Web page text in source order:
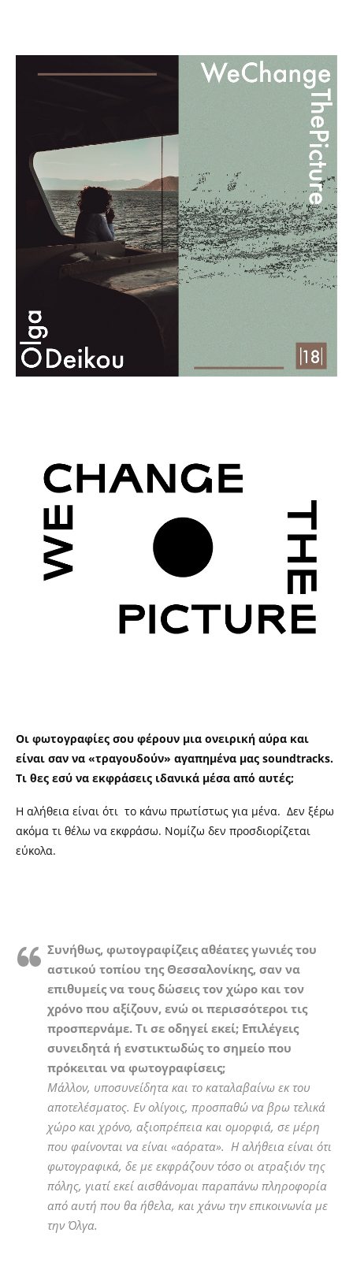
Οι φωτογραφίες σου φέρουν μια ονειρική αύρα και
είναι σαν να «τραγουδούν» αγαπημένα μας soundtracks.
Τι θες εσύ να εκφράσεις ιδανικά μέσα από αυτές;
Η αλήθεια είναι ότι το κάνω πρωτίστως για μένα. Δεν ξέρω
ακόμα τι θέλω να εκφράσω. Νομίζω δεν προσδιορίζεται
εύκολα.
Συνήθως, φωτογραφίζεις αθέατες γωνιές του
αστικού τοπίου της Θεσσαλονίκης, σαν να
επιθυμείς να τους δώσεις τον χώρο και τον
χρόνο που αξίζουν, ενώ οι περισσότεροι τις
προσπερνάμε. Τι σε οδηγεί εκεί; Επιλέγεις
συνειδητά ή ενστικτωδώς το σημείο που
πρόκειται να φωτογραφίσεις;
Μάλλον, υποσυνείδητα και το καταλαβαίνω εκ του
αποτελέσματος. Εν ολίγοις, προσπαθώ να βρω τελικά
χώρο και χρόνο, αξιοπρέπεια και ομορφιά, σε μέρη
που φαίνονται να είναι «αόρατα». Η αλήθεια είναι ότι
φωτογραφικά, δε με εκφράζουν τόσο οι ατραξιόν της
πόλης, γιατί εκεί αισθάνομαι παραπάνω πληροφορία
από αυτή που θα ήθελα, και χάνω την επικοινωνία με
την Όλγα.